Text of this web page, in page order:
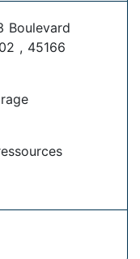
Boulevard
, 45166